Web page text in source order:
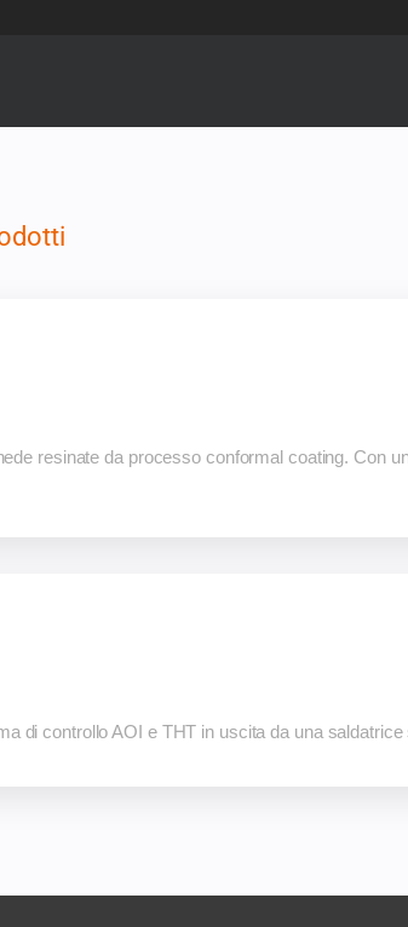
resinate da processo conformal coating. Con
di controllo AOI e THT in uscita da una saldatrice